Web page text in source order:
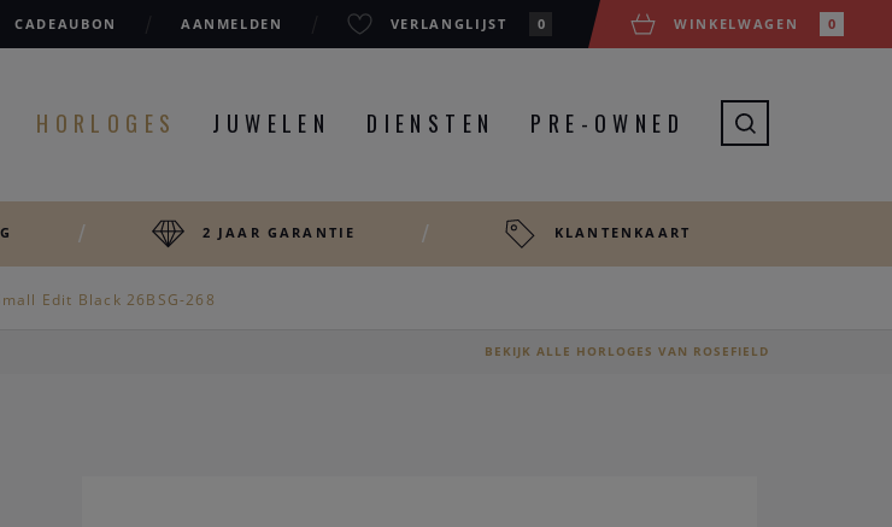
CADEAUBON AANMELDEN VERLANGLIJST 0 WINKELWAGEN 0
HORLOGES JUWELEN DIENSTEN PRE-OWNED
2 JAAR GARANTIE KLANTENKAART
Edit Black 26BSG-268
BEKIJK ALLE HORLOGES VAN ROSEFIELD